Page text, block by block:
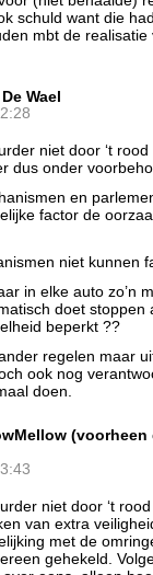
schuld want die
mbt de realisatie
Wael
niet door ‘t
dus onder
en
factor de
niet kunnen
in elke auto zo’n
doet stoppen
beperkt ??
regelen maar
ook nog
doen.
(voorheen
niet door ‘t
van extra
met de
gehekeld.